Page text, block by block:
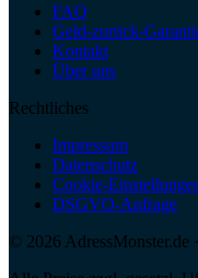
FAQ
Geld-zurück-
Kontakt
Über uns
Rechtliches
Impressum
Datenschutz
Cookie-
DSGVO-Anfrage
© 2026 AdressMonster.de